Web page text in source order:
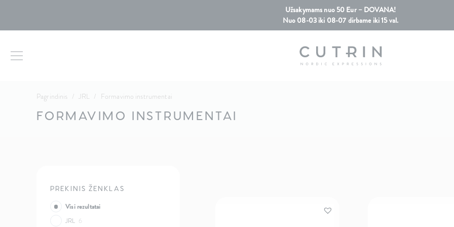
Užsakymams nuo 50 Eur – DOVANA!
Nuo 08-03 iki 08-07 dirbame iki 15 val.
Pagrindinis / JRL / Formavimo instrumentai
FORMAVIMO INSTRUMENTAI
PREKINIS ŽENKLAS
Visi rezultatai
JRL 6